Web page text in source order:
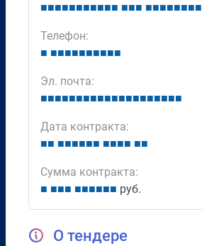
■■■■■■■■■■■ ■■■ ■■■■■■■■
Телефон:
■ ■■■■■■■■■■
Эл. почта:
■■■■■■■■■■■■■■■■■■■■
Дата контракта:
■■ ■■■■■■ ■■■■ ■■
Сумма контракта:
■ ■■■ ■■■■■■ руб.
О тендере